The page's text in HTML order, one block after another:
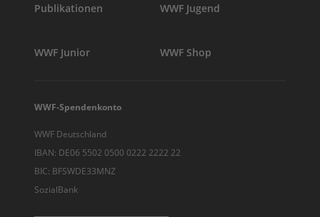
Publikationen WWF Jugend
WWF Junior WWF Shop
WWF-Spendenkonto
WWF Deutschland
IBAN: DE06 5502 0500 0222 2222 22
BIC: BFSWDE33MNZ
SozialBank